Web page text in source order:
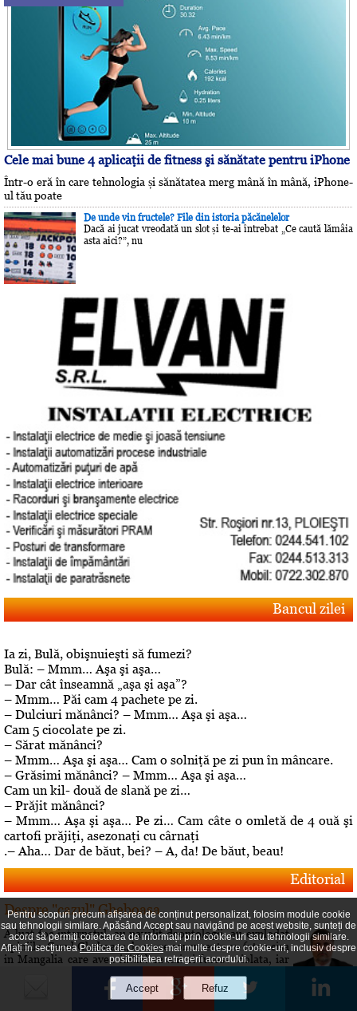
Cele mai bune 4 aplicaţii de fitness şi sănătate pentru iPhone
Într-o eră în care tehnologia și sănătatea merg mână în mână, iPhone-
ul tău poate
De unde vin fructele? File din istoria păcănelelor
Dacă ai jucat vreodată un slot și te-ai întrebat „Ce caută lămâia
asta aici?”, nu
Bancul zilei
Ia zi, Bulă, obişnuieşti să fumezi?
Bulă: – Mmm… Aşa şi aşa…
– Dar cât înseamnă „aşa şi aşa”?
– Mmm… Păi cam 4 pachete pe zi.
– Dulciuri mănânci? – Mmm… Aşa şi aşa…
Cam 5 ciocolate pe zi.
– Sărat mănânci?
– Mmm… Aşa şi aşa… Cam o solniţă pe zi pun în mâncare.
– Grăsimi mănânci? – Mmm… Aşa şi aşa…
Cam un kil- două de slană pe zi…
– Prăjit mănânci?
– Mmm… Aşa şi aşa… Pe zi… Cam câte o omletă de 4 ouă şi
cartofi prăjiţi, asezonaţi cu cârnaţi
.– Aha… Dar de băut, bei? – A, da! De băut, beau!
Editorial
Despre "cazul" Gheboasa
A luat foc internetul, au navalit deontologii, au explodat
opiniile. Cazul Gheboasa, la mare concurenta cu fata ucisa
in Mangalia care avea initial 12 ani si fusese violata, iar
gradului de cultura aferent unor concetateni, domnul cu
pricina a fost lasat sa evolueze intr-o siluire a...
Pentru scopuri precum afișarea de conținut personalizat, folosim module cookie
sau tehnologii similare. Apăsând Accept sau navigând pe acest website, sunteți de
acord să permiți colectarea de informații prin cookie-uri sau tehnologii similare.
Aflați în secțiuneaPolitica de Cookiesmai multe despre cookie-uri, inclusiv despre
posibilitatea retragerii acordului.